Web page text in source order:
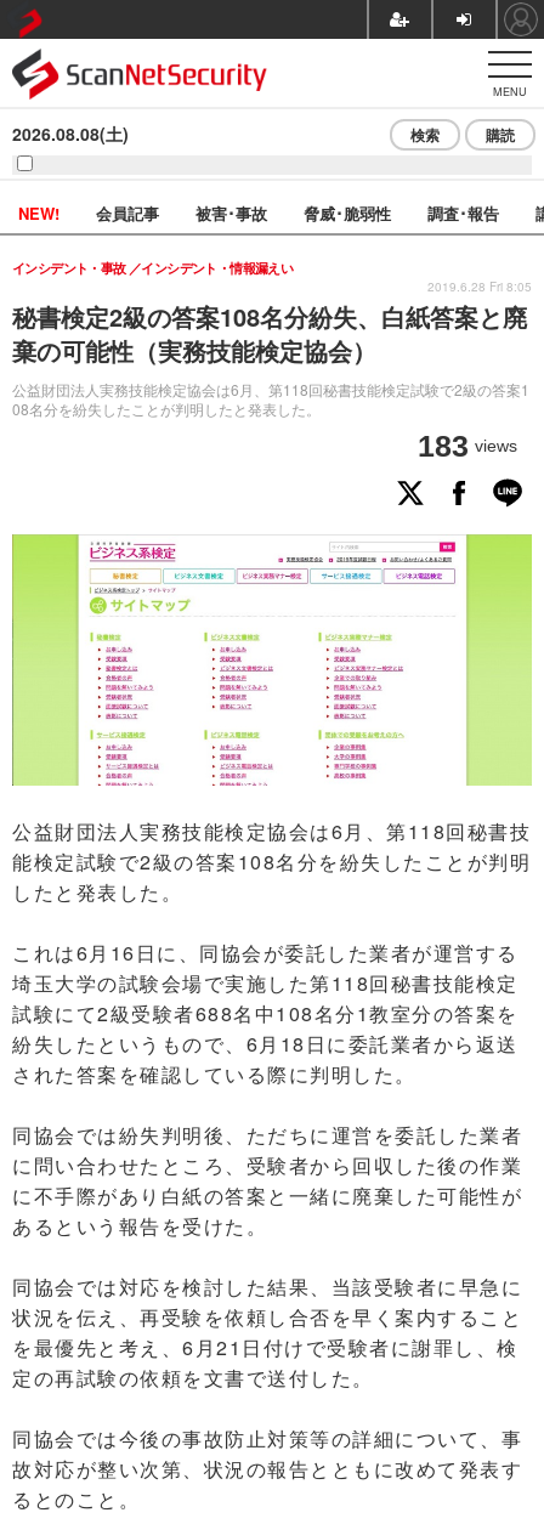
MENU
2026.08.08(土) 検索 購読
NEW! 会員記事 被害･事故 脅威･脆弱性 調査･報告
秘書検定2級の答案108名分紛失、白紙答案と廃
棄の可能性（実務技能検定協会）
公益財団法人実務技能検定協会は6月、第118回秘書技能検定試験で2級の答案1
08名分を紛失したことが判明したと発表した。
インシデント・事故 インシデント・情報漏えい
183 views
2019.6.28 Fri 8:05
公益財団法人実務技能検定協会は6月、第118回秘書技
能検定試験で2級の答案108名分を紛失したことが判明
したと発表した。
これは6月16日に、同協会が委託した業者が運営する
埼玉大学の試験会場で実施した第118回秘書技能検定
試験にて2級受験者688名中108名分1教室分の答案を
紛失したというもので、6月18日に委託業者から返送
された答案を確認している際に判明した。
同協会では紛失判明後、ただちに運営を委託した業者
に問い合わせたところ、受験者から回収した後の作業
に不手際があり白紙の答案と一緒に廃棄した可能性が
あるという報告を受けた。
同協会では対応を検討した結果、当該受験者に早急に
状況を伝え、再受験を依頼し合否を早く案内すること
を最優先と考え、6月21日付けで受験者に謝罪し、検
定の再試験の依頼を文書で送付した。
同協会では今後の事故防止対策等の詳細について、事
故対応が整い次第、状況の報告とともに改めて発表す
るとのこと。